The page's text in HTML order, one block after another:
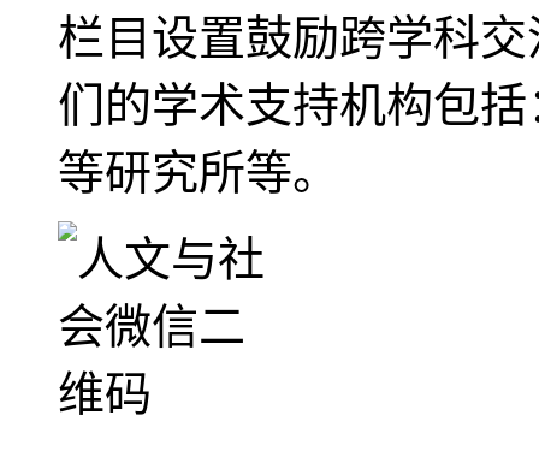
栏目设置鼓励跨学科
们的学术支持机构包
等研究所等。